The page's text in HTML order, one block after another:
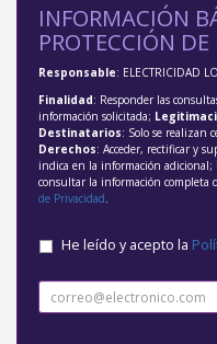
INFORMACIÓN
PROTECCIÓN
Responsable: ELECTRICIDAD
Finalidad: Responder las
información solicitada;
Destinatarios: Solo se realizan
Derechos: Acceder, rectificar y
indica en la información adicional;
consultar la información completa
de Privacidad.
He leído y acepto la